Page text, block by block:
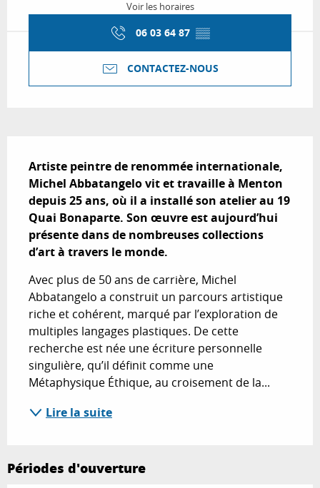
Voir les horaires
06 03 64 87 ▒▒
CONTACTEZ-NOUS
Artiste peintre de renommée internationale,
Michel Abbatangelo vit et travaille à Menton
depuis 25 ans, où il a installé son atelier au 19
Quai Bonaparte. Son œuvre est aujourd’hui
présente dans de nombreuses collections
d’art à travers le monde.
Avec plus de 50 ans de carrière, Michel
Abbatangelo a construit un parcours artistique
riche et cohérent, marqué par l’exploration de
multiples langages plastiques. De cette
recherche est née une écriture personnelle
singulière, qu’il définit comme une
Métaphysique Éthique, au croisement de la...
Lire la suite
Périodes d'ouverture